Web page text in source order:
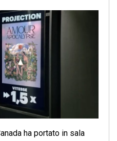
ha portato in sala